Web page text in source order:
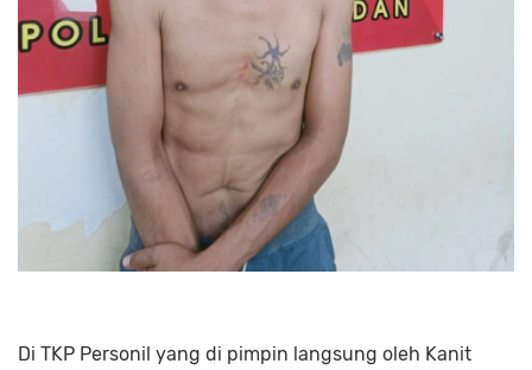
Di TKP Personil yang di pimpin langsung oleh Kanit